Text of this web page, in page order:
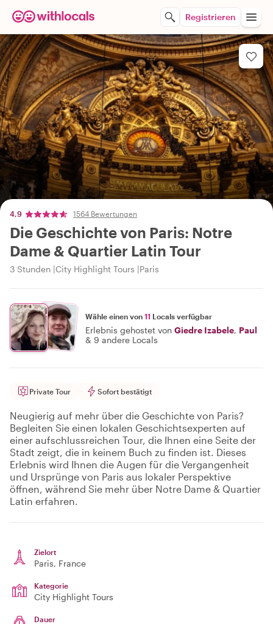
Registrieren
4,9 1564 Bewertungen
Die Geschichte von Paris: Notre
Dame & Quartier Latin Tour
3 Stunden City Highlight Tours Paris
Wähle einen von 11 Locals verfügbar
Erlebnis gehostet von Giedre Izabele, Paul
& 9 andere Locals
Private Tour Sofort bestätigt
Neugierig auf mehr über die Geschichte von Paris?
Begleiten Sie einen lokalen Geschichtsexperten auf
einer aufschlussreichen Tour, die Ihnen eine Seite der
Stadt zeigt, die in keinem Buch zu finden ist. Dieses
Erlebnis wird Ihnen die Augen für die Vergangenheit
und Ursprünge von Paris aus lokaler Perspektive
öffnen, während Sie mehr über Notre Dame & Quartier
Latin erfahren.
Zielort
Paris, France
Kategorie
City Highlight Tours
Dauer